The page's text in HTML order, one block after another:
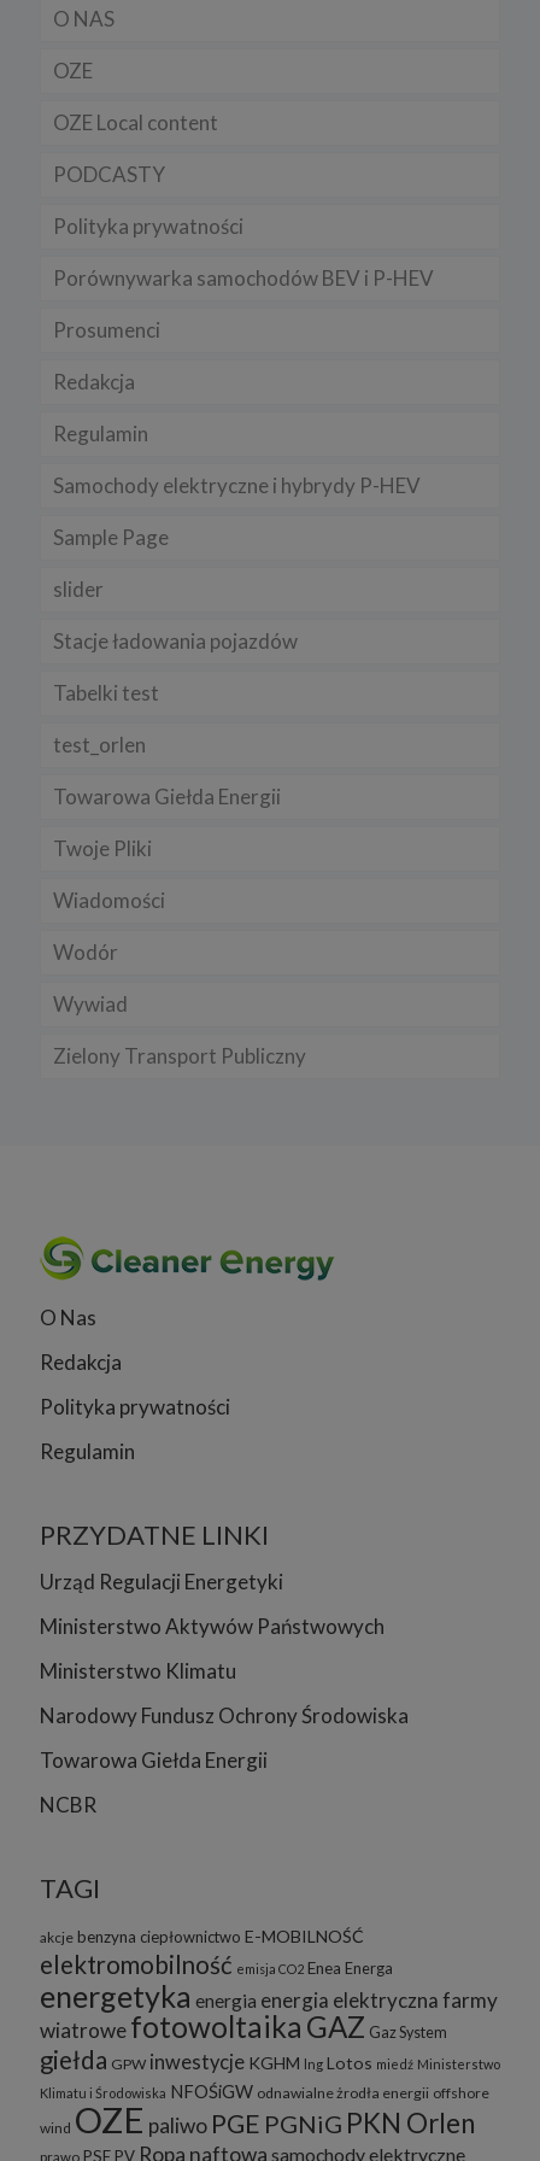
O NAS
OZE
OZE Local content
PODCASTY
Polityka prywatności
Porównywarka samochodów BEV i P-HEV
Prosumenci
Redakcja
Regulamin
Samochody elektryczne i hybrydy P-HEV
Sample Page
slider
Stacje ładowania pojazdów
Tabelki test
test_orlen
Towarowa Giełda Energii
Twoje Pliki
Wiadomości
Wodór
Wywiad
Zielony Transport Publiczny
O Nas
Redakcja
Polityka prywatności
Regulamin
PRZYDATNE LINKI
Urząd Regulacji Energetyki
Ministerstwo Aktywów Państwowych
Ministerstwo Klimatu
Narodowy Fundusz Ochrony Środowiska
Towarowa Giełda Energii
NCBR
TAGI
akcje benzyna ciepłownictwo E-MOBILNOŚĆ
elektromobilność emisja CO2 Enea Energa
energetyka energia energia elektrycznafarmy
wiatrowefotowoltaika GAZ Gaz System
giełda GPW inwestycje KGHM lng Lotos miedź Ministerstwo
Klimatu i Środowiska NFOŚiGW odnawialne żrodła energii offshore
wind OZE paliwo PGE PGNiG PKN Orlen
prawo PSE PV Ropa naftowa samochody elektryczne
Pamiętaj, że zmiana ustawienia plików cookies i podobnych
zamieszczenie w serwisie jej nowej wersji.